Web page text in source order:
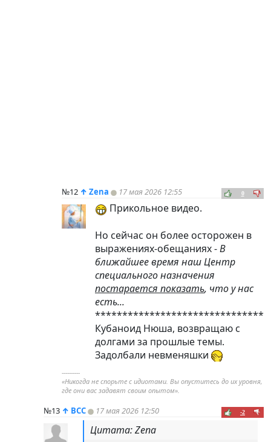
№12 ↑ Zena 17 мая 2026 12:55 0
Прикольное видео.
Но сейчас он более осторожен в
выражениях-обещаниях -В
ближайшее время наш Центр
специального назначения
постарается показать, что у нас
есть...
Кубаноид Нюша, возвращаю с
долгами за прошлые темы.
Задолбали невменяшки
----------
«Никогда не спорьте с идиотами. Вы опуститесь до их уровня,
где они вас задавят своим опытом».
№13 ↑ ВСС 17 мая 2026 12:50 -2
Цитата: Zena